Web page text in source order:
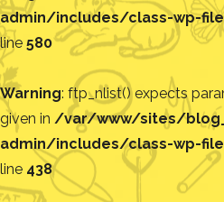
admin/includes/class-wp-
line 580
Warning: ftp_nlist() expects
given in /var/www/sites/
admin/includes/class-wp-
line 438